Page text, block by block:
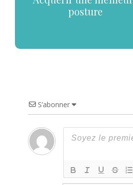
posture
S’abonner